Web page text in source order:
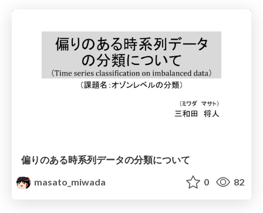
偏りのある時系列データの分類について
masato_miwada
0 82